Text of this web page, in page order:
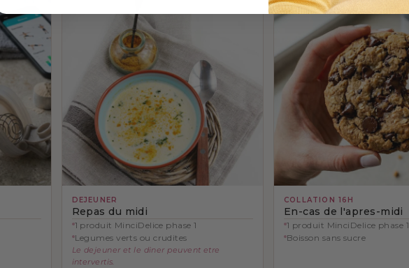
DEJEUNER
Repas du midi
1 produit MinciDelice phase 1
Legumes verts ou crudites
Le dejeuner et le diner peuvent etre
intervertis.
COLLATION 16H
En-cas de l'apres-midi
1 produit MinciDelice phase 1
Boisson sans sucre